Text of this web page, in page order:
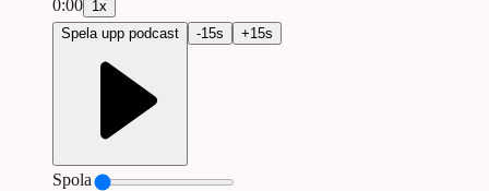
0:00 1x
Spela upp podcast
-15s +15s
Spola